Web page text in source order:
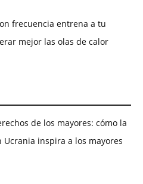
frecuencia entrena a tu
mejor las olas de calor
de los mayores: cómo la
Ucrania inspira a los mayores